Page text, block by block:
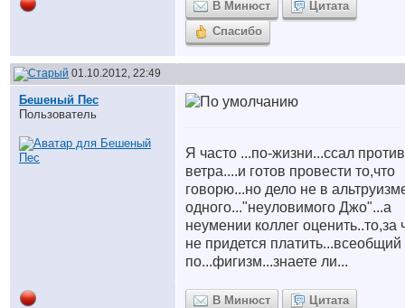
В Минюст
Цитата
Спасибо
01.10.2012, 22:49
Бешеный Пес
Пользователь
Я часто ...по-жизни...ссал против
ветра....и готов провести то,что
говорю...но дело не в
одного..."неуловимого Джо"...а
неумении коллег оценить..то,за
не придется платить...всеобщий
по...фигизм...знаете ли...
В Минюст
Цитата